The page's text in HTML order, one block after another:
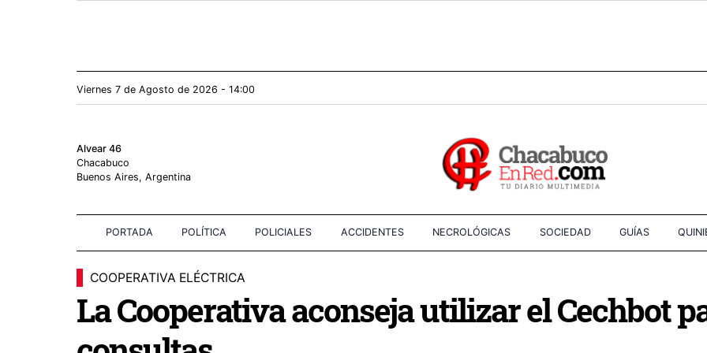
Viernes 7 de Agosto de 2026 - 14:00
Alvear 46
Chacabuco
Buenos Aires, Argentina
PORTADA POLÍTICA POLICIALES ACCIDENTES NECROLÓGICAS SOCIEDAD GUÍAS
COOPERATIVA ELÉCTRICA
La Cooperativa aconseja utilizar el Cechbot